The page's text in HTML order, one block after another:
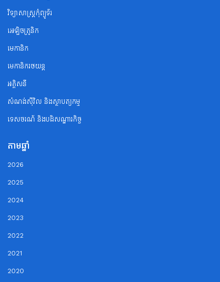
វិទ្យាសាស្ត្រកុំព្យូទ័រ
អេឡិចត្រូនិក
មេកានិក
មេកានិករថយន្ត
អគ្គិសនី
សំណង់ស៊ីវិល និងស្ថាបត្យកម្ម
ទេសចរណ័ និងបដិសណ្ឋារកិច្ច
តាមឆ្នាំ
2026
2025
2024
2023
2022
2021
2020